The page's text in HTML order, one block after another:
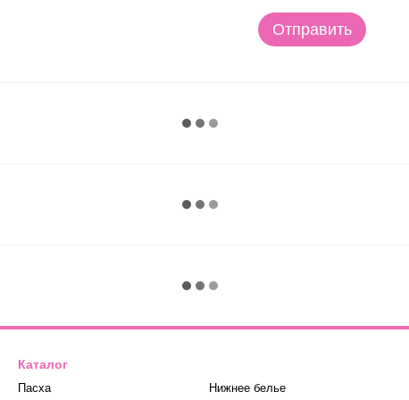
Отправить
Каталог
Пасха Нижнее белье